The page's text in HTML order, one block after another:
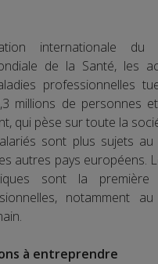
internationale
de la Santé, les
professionnelles
millions de personnes
qui pèse sur toute la
sont plus sujets
autres pays européens.
sont la
notamment
à entreprendre